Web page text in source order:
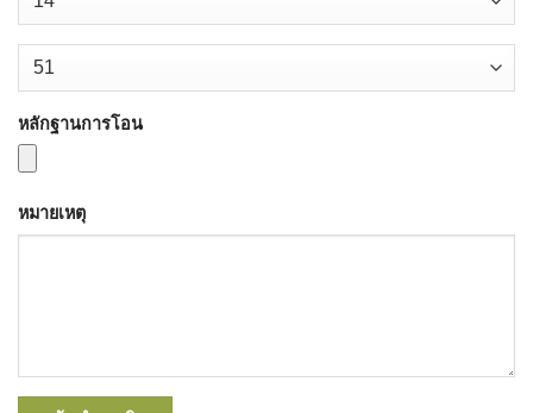
หลักฐานการโอน
หมายเหตุ